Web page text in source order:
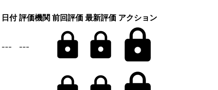
日付 評価機関 前回評価 最新評価 アクション
--- ---